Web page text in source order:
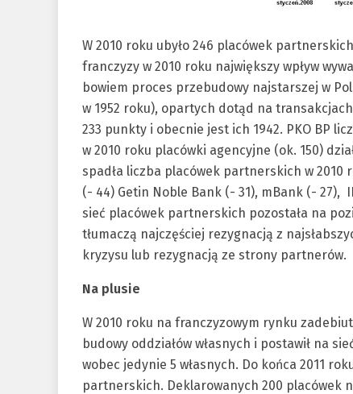
W 2010 roku ubyło 246 placówek
franczyzy w 2010 roku największy wpływ
bowiem proces przebudowy najstarszej w
w 1952 roku), opartych dotąd na
233 punkty i obecnie jest ich 1942. PKO BP
w 2010 roku placówki agencyjne (ok. 150)
spadła liczba placówek partnerskich w 2010
(- 44) Getin Noble Bank (- 31), mBank (- 27),
sieć placówek partnerskich pozostała na
tłumaczą najczęściej rezygnacją z
kryzysu lub rezygnacją ze strony partnerów.
Na plusie
W 2010 roku na franczyzowym rynku
budowy oddziałów własnych i postawił na
wobec jedynie 5 własnych. Do końca 2011
partnerskich. Deklarowanych 200 placówek